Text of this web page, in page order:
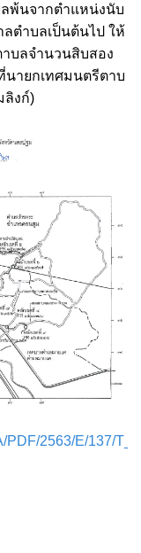
พ้นจากตำแหน่งนับ
ตำบลเป็นต้นไป ให้
บลจำนวนสิบสอง
ายกเทศมนตรีตาบ
ลิงก์)
PDF/2563/E/137/